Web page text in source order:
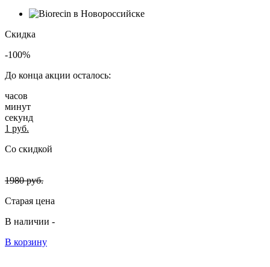
Скидка
-100%
До конца акции осталось:
часов
минут
секунд
1 руб.
Со скидкой
1980руб.
Старая цена
В наличии -
В корзину